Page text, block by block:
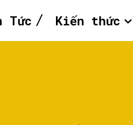
Tức Kiến thức